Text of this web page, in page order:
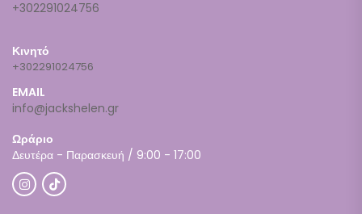
+302291024756
Κινητό
+302291024756
EMAIL
info@jackshelen.gr
Ωράριο
Δευτέρα - Παρασκευή / 9:00 - 17:00